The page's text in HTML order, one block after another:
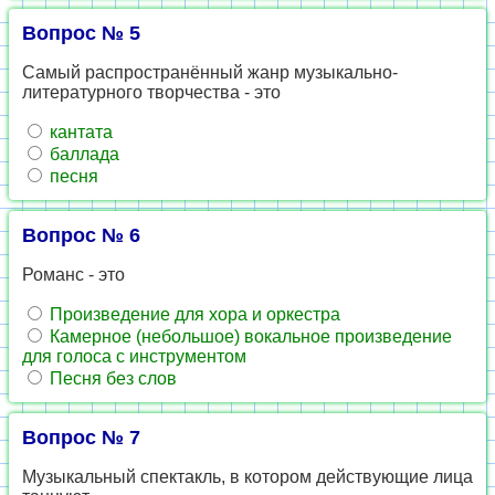
Вопрос № 5
Самый распространённый жанр музыкально-
литературного творчества - это
кантата
баллада
песня
Вопрос № 6
Романс - это
Произведение для хора и оркестра
Камерное (небольшое) вокальное произведение
для голоса с инструментом
Песня без слов
Вопрос № 7
Музыкальный спектакль, в котором действующие лица